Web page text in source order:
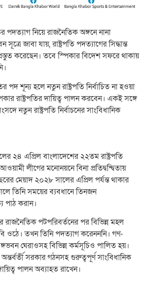
পদত্যাগ নিয়ে রাজনৈতিক অঙ্গনে নানা
জাবা যায়, রাষ্ট্রপতি পদত্যাগের সিদ্ধান্ত
করেছেন। তবে স্পিকার বিদেশ সফরে থাকায়
পদ শূন্য হলে নতুন রাষ্ট্রপতি নির্বাচিত না হওয়া
রাষ্ট্রপতির দায়িত্ব পালন করবেন। একই সঙ্গে
নতুন রাষ্ট্রপতি নির্বাচনের সাংবিধানিক
২৪ এপ্রিল বাংলাদেশের ২২তম রাষ্ট্রপতি
লীগের মনোনয়নে বিনা প্রতিদ্বন্দ্বিতায়
মেয়াদ ২০২৮ সালের এপ্রিল পর্যন্ত থাকার
তিনি সময়ের ব্যবধানে তিনজন
পাঠ করান।
পটপরিবর্তনের পর বিভিন্ন মহল
ওঠে। তখন তিনি পদত্যাগ করেনননি। গণ-
ঘেরাওসহ বিভিন্ন কর্মসূচিও পালিত হয়।
সরকার গঠনসহ গুরুত্বপূর্ণ সাংবিধানিক
পালন অব্যাহত রাখেন।